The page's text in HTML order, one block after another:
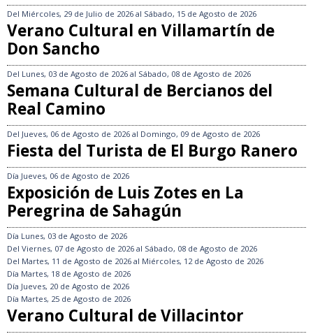
Del Miércoles, 29 de Julio de 2026 al Sábado, 15 de Agosto de 2026
Verano Cultural en Villamartín de
Don Sancho
Del Lunes, 03 de Agosto de 2026 al Sábado, 08 de Agosto de 2026
Semana Cultural de Bercianos del
Real Camino
Del Jueves, 06 de Agosto de 2026 al Domingo, 09 de Agosto de 2026
Fiesta del Turista de El Burgo Ranero
Día Jueves, 06 de Agosto de 2026
Exposición de Luis Zotes en La
Peregrina de Sahagún
Día Lunes, 03 de Agosto de 2026
Del Viernes, 07 de Agosto de 2026 al Sábado, 08 de Agosto de 2026
Del Martes, 11 de Agosto de 2026 al Miércoles, 12 de Agosto de 2026
Día Martes, 18 de Agosto de 2026
Día Jueves, 20 de Agosto de 2026
Día Martes, 25 de Agosto de 2026
Verano Cultural de Villacintor